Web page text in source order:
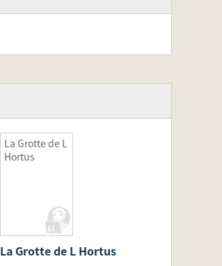
La Grotte de L
Hortus
La Grotte de L Hortus